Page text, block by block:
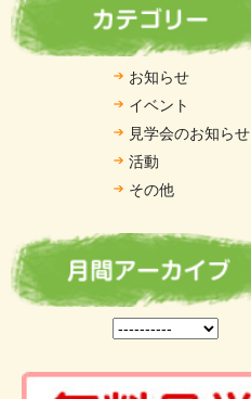
お知らせ
イベント
見学会のお知らせ
活動
その他